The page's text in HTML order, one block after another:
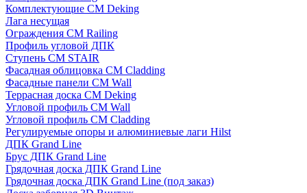
Комплектующие CM Deking
Лага несущая
Ограждения CM Railing
Профиль угловой ДПК
Ступень CM STAIR
Фасадная облицовка CM Cladding
Фасадные панели CM Wall
Террасная доска CM Deking
Угловой профиль CM Wall
Угловой профиль CM Cladding
Регулируемые опоры и алюминиевые лаги Hilst
ДПК Grand Line
Брус ДПК Grand Line
Грядочная доска ДПК Grand Line
Грядочная доска ДПК Grand Line (под заказ)